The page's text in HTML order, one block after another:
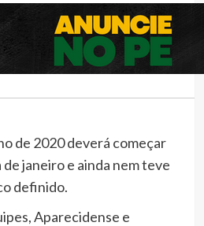
de 2020 deverá começar
janeiro e ainda nem teve
definido.
Aparecidense e